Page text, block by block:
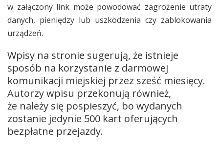
w załączony link może powodować zagrożenie utraty
danych, pieniędzy lub uszkodzenia czy zablokowania
urządzeń.
Wpisy na stronie sugerują, że istnieje
sposób na korzystanie z darmowej
komunikacji miejskiej przez sześć miesięcy.
Autorzy wpisu przekonują również,
że należy się pospieszyć, bo wydanych
zostanie jedynie 500 kart oferujących
bezpłatne przejazdy.